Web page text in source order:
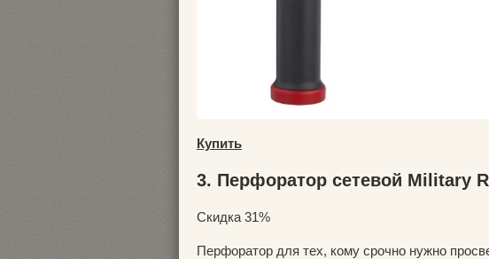
Купить
3. Перфоратор сетевой Military
Скидка 31%
Перфоратор для тех, кому срочно нужно